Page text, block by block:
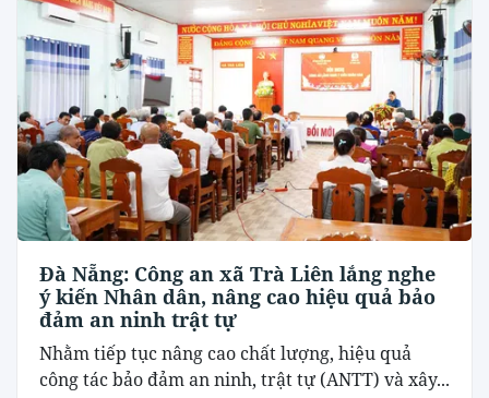
Đà Nẵng: Công an xã Trà Liên lắng nghe
ý kiến Nhân dân, nâng cao hiệu quả bảo
đảm an ninh trật tự
Nhằm tiếp tục nâng cao chất lượng, hiệu quả
công tác bảo đảm an ninh, trật tự (ANTT) và xây...